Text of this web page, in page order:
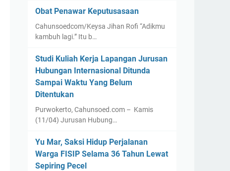
Obat Penawar Keputusasaan
Cahunsoedcom/Keysa Jihan Rofi “Adikmu
kambuh lagi.” Itu b…
Studi Kuliah Kerja Lapangan Jurusan
Hubungan Internasional Ditunda
Sampai Waktu Yang Belum
Ditentukan
Purwokerto, Cahunsoed.com – Kamis
(11/04) Jurusan Hubung…
Yu Mar, Saksi Hidup Perjalanan
Warga FISIP Selama 36 Tahun Lewat
Sepiring Pecel